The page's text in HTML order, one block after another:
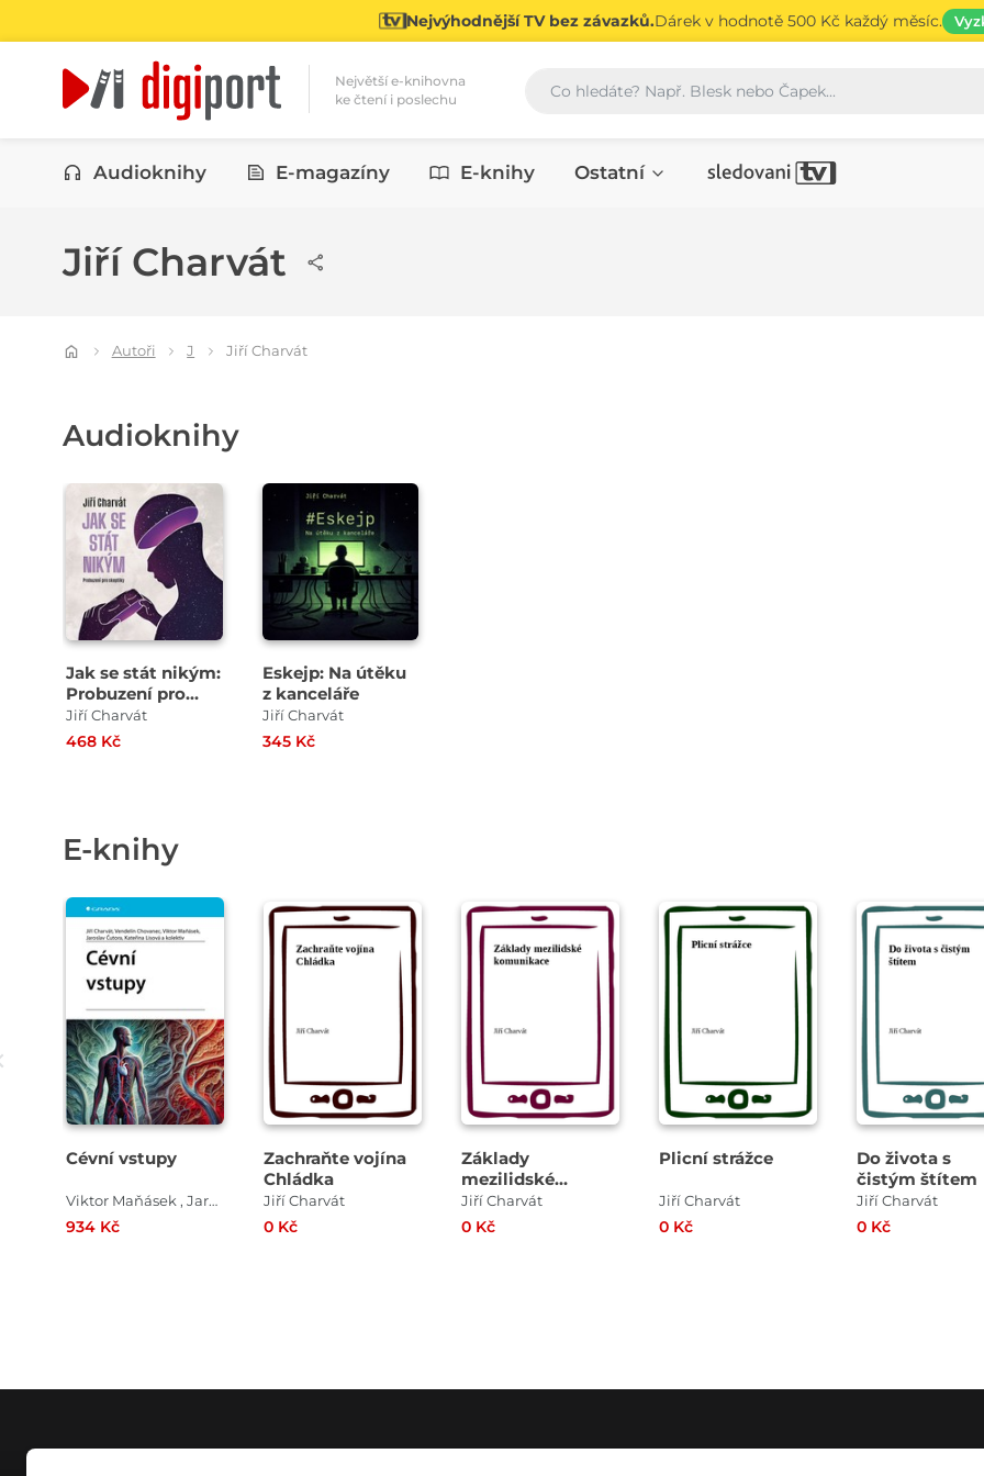
Nejvýhodnější TV bez závazků.Dárek v hodnotě 500 Kč každý měsíc.
Největší e-knihovna
ke čtení i poslechu
Vyhledávání
Kategorie
Audioknihy E-magazíny E-knihy Ostatní
Jiří Charvát
Autoři J Jiří Charvát
Audioknihy
Jak se stát nikým:
Probuzení pro
skeptiky
Jiří Charvát
468 Kč
Přehrát
ukázku
Eskejp: Na útěku
z kanceláře
Jiří Charvát
345 Kč
E-knihy
Cévní vstupy
Viktor Maňásek , Jaroslav Čutora , Kateřina Lisová , Jiří Charvát , Vendelín Chovanec
934 Kč
Zachraňte vojína
Chládka
Jiří Charvát
0 Kč
Základy
mezilidské
komunikace
Jiří Charvát
0 Kč
Plicní strážce
Jiří Charvát
0 Kč
Do života s
čistým štítem
Jiří Charvát
0 Kč